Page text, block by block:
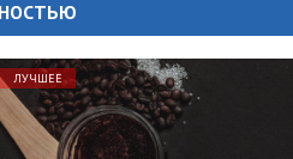
ЛУЧШЕЕ